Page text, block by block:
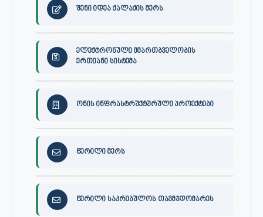
შენი იდეა ქალაქის მერს
ელექტრონული მმართბველობის
ერთიანი სისტემა
ონის ინფრასტრუქტურული პროექტები
წერილი მერს
წერილი საკრებულოს თავმჯდომარეს